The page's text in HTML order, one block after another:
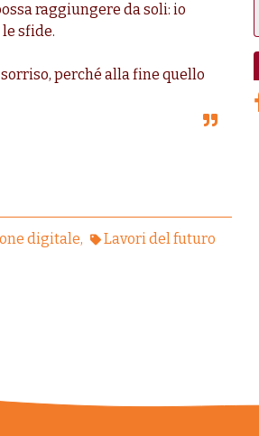
raggiungere da soli: io
sfide.
perché alla fine quello
digitale Lavori del futuro